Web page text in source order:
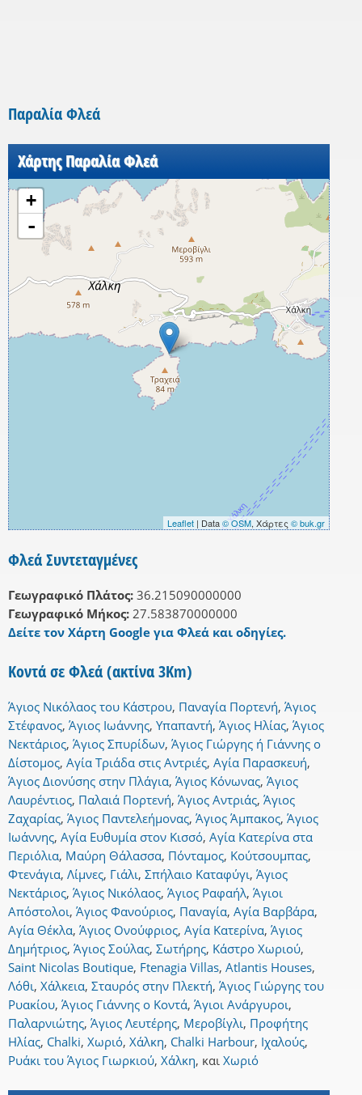
Παραλία Φλεά
Χάρτης Παραλία Φλεά
+
-
Leaflet | Data© OSM, Χάρτες © buk.gr
Φλεά Συντεταγμένες
Γεωγραφικό Πλάτος: 36.215090000000
Γεωγραφικό Μήκος: 27.583870000000
Δείτε τον Χάρτη Google για Φλεά και οδηγίες.
Κοντά σε Φλεά (ακτίνα 3Km)
Άγιος Νικόλαος του Κάστρου, Παναγία Πορτενή, Άγιος
Στέφανος, Άγιος Ιωάννης, Υπαπαντή, Άγιος Ηλίας, Άγιος
Νεκτάριος, Άγιος Σπυρίδων, Άγιος Γιώργης ή Γιάννης ο
Δίστομος, Αγία Τριάδα στις Αντριές, Αγία Παρασκευή,
Άγιος Διονύσης στην Πλάγια, Άγιος Κόνωνας, Άγιος
Λαυρέντιος, Παλαιά Πορτενή, Άγιος Αντριάς, Άγιος
Ζαχαρίας, Άγιος Παντελεήμονας, Άγιος Άμπακος, Άγιος
Ιωάννης, Αγία Ευθυμία στον Κισσό, Αγία Κατερίνα στα
Περιόλια, Μαύρη Θάλασσα, Πόνταμος, Κούτσουμπας,
Φτενάγια, Λίμνες, Γιάλι, Σπήλαιο Καταφύγι, Άγιος
Νεκτάριος, Άγιος Νικόλαος, Άγιος Ραφαήλ, Άγιοι
Απόστολοι, Άγιος Φανούριος, Παναγία, Αγία Βαρβάρα,
Αγία Θέκλα, Άγιος Ονούφριος, Αγία Κατερίνα, Άγιος
Δημήτριος, Άγιος Σούλας, Σωτήρης, Κάστρο Χωριού,
Saint Nicolas Boutique, Ftenagia Villas, Atlantis Houses,
Λόθι, Χάλκεια, Σταυρός στην Πλεκτή, Άγιος Γιώργης του
Ρυακίου, Άγιος Γιάννης ο Κοντά, Άγιοι Ανάργυροι,
Παλαρνιώτης, Άγιος Λευτέρης, Μεροβίγλι, Προφήτης
Ηλίας, Chalki, Χωριό, Χάλκη, Chalki Harbour, Ιχαλούς,
Ρυάκι του Άγιος Γιωρκιού, Χάλκη, και Χωριό